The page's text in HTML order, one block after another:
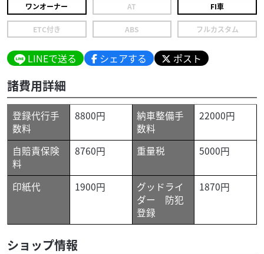
ワンオーナー AT FI車
ETC付き ABS フルカスタム
LINEで送る シェアする ポスト
諸費用詳細
登録代行手
数料
8800円
納車整備手
数料
22000円
自賠責保険
料
8760円 重量税 5000円
印紙代 1900円
グッドライ
ダー 防犯
登録
1870円
ショップ情報